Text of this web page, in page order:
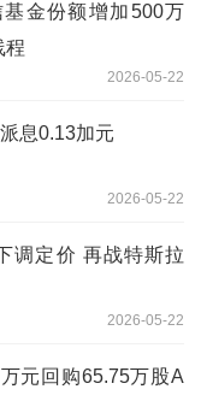
金份额增加500万
程
2026-05-22
息0.13加元
2026-05-22
调定价 再战特斯拉
2026-05-22
元回购65.75万股A